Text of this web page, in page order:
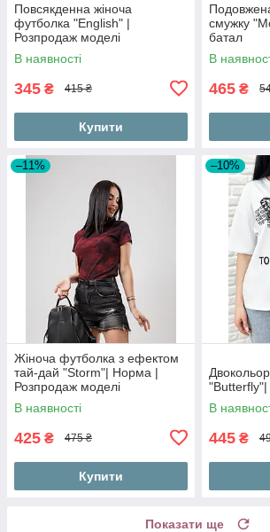
Повсякденна жіноча
футболка "English" |
Розпродаж моделі
В наявності
345 ₴ 415 ₴
Купити
смужку
батал
В
465 ₴
–11%
Жіноча футболка з ефектом
тай-дай "Storm"| Норма |
Розпродаж моделі
В наявності
425 ₴ 475 ₴
Купити
–10%
В
445 ₴
Показати ще